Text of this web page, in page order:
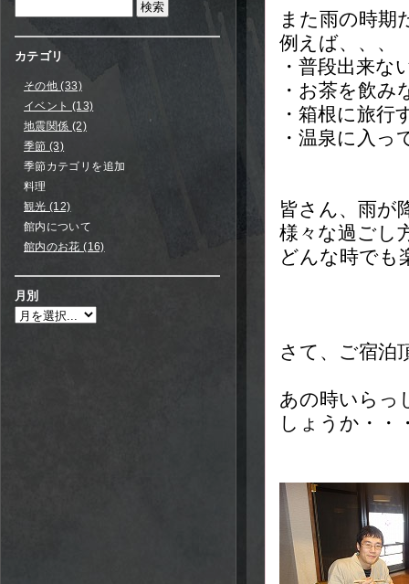
カテゴリ
その他 (33)
イベント (13)
地震関係 (2)
季節 (3)
季節カテゴリを追加
料理
観光 (12)
館内について
館内のお花 (16)
月別
また雨の時期
例えば、、、
・普段出来
・お茶を飲
・箱根に旅行
・温泉に入っ
皆さん、雨が
様々な過ごし
どんな時でも
さて、ご宿泊
あの時いらっ
しょうか・・